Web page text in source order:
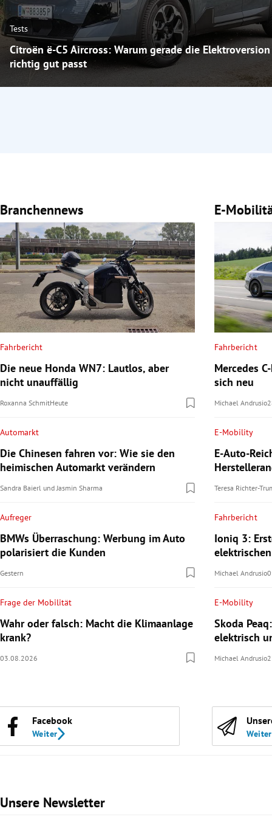
Tests
Citroën ë-C5 Aircross: Warum gerade die Elektroversion
richtig gut passt
Branchennews
Fahrbericht
Die neue Honda WN7: Lautlos, aber
nicht unauffällig
Roxanna SchmitHeute
Automarkt
Die Chinesen fahren vor: Wie sie den
heimischen Automarkt verändern
Sandra Baierl undJasmin Sharma
Aufreger
BMWs Überraschung: Werbung im Auto
polarisiert die Kunden
Gestern
Frage der Mobilität
Wahr oder falsch: Macht die Klimaanlage
krank?
03.08.2026
E-
Fahrbericht
Mercedes
sich neu
Michael Andrusio
E-Mobility
E-Auto-
Teresa Richter-
Fahrbericht
Ioniq 3:
Michael Andrusio
E-Mobility
Skoda
elektrisch
Michael Andrusio
Facebook
Weiter Weiter
Unsere Newsletter
Slide 1 von 3